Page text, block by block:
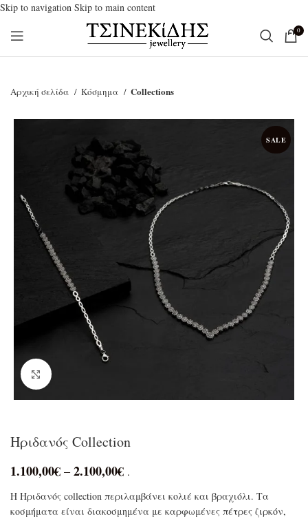
Skip to navigation Skip to main content
0
Αρχική σελίδα Κόσμημα Collections
SALE
Click to enlarge
Ηριδανός Collection
1.100,00€ – 2.100,00€ .
Η Ηριδανός collection περιλαμβάνει κολιέ και βραχιόλι. Τα
κοσμήματα είναι διακοσμημένα με καρφωμένες πέτρες ζιρκόν,